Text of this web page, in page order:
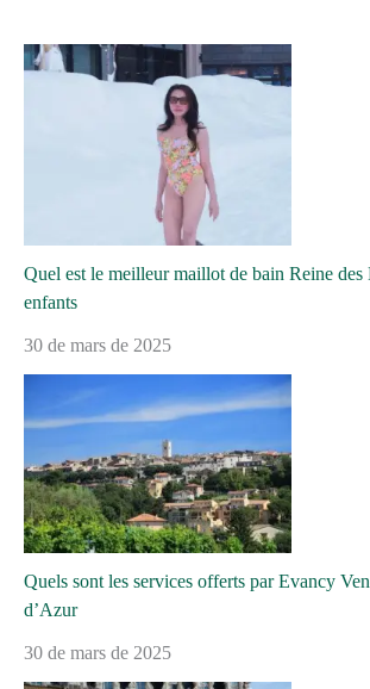
Quel est le meilleur maillot de bain Reine des
enfants
30 de mars de 2025
Quels sont les services offerts par Evancy
d’Azur
30 de mars de 2025